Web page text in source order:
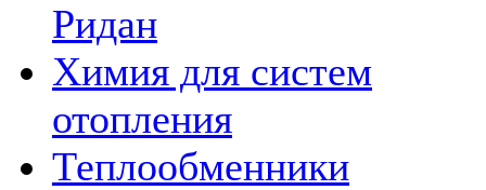
Ридан
Химия для систем
отопления
Теплообменники